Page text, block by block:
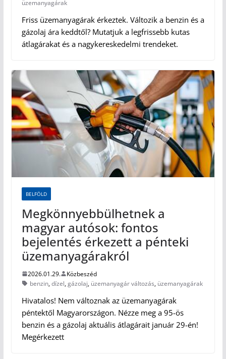
üzemanyagárak
Friss üzemanyagárak érkeztek. Változik a benzin és a
gázolaj ára keddtől? Mutatjuk a legfrissebb kutas
átlagárakat és a nagykereskedelmi trendeket.
BELFÖLD
Megkönnyebbülhetnek a
magyar autósok: fontos
bejelentés érkezett a pénteki
üzemanyagárakról
2026.01.29.
Közbeszéd
benzin,dízel,gázolaj, üzemanyagár változás, üzemanyagárak
Hivatalos! Nem változnak az üzemanyagárak
péntektől Magyarországon. Nézze meg a 95-ös
benzin és a gázolaj aktuális átlagárait január 29-én!
Megérkezett